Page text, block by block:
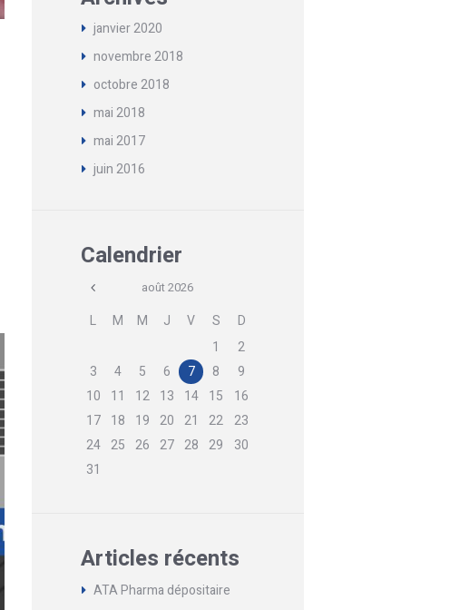
janvier2020
novembre2018
octobre2018
mai2018
mai2017
juin2016
Calendrier
août2026
L M M J V S
D
1
2
3
4 5 6 7 8
9
10
11 12 13 14 15
16
17 18 19 20 21 22 23
24 25 26 27 28 29
30
31
Articles récents
ATA Pharma dépositaire